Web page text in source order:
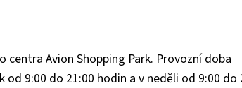
centra Avion Shopping Park. Provozní doba
9:00 do 21:00 hodin a v neděli od 9:00 do